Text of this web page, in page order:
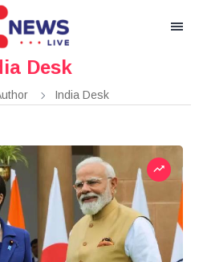
Desk
India Desk